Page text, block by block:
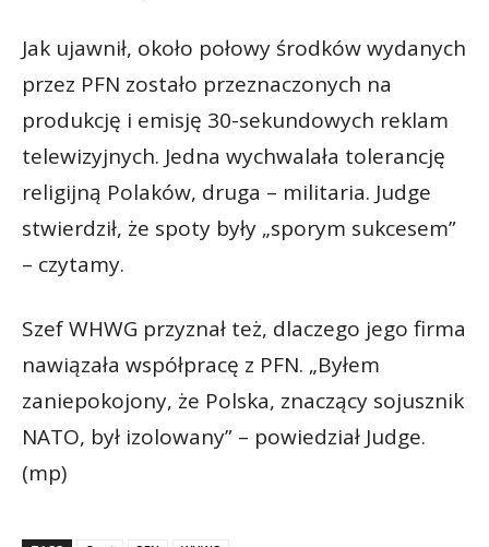
Jak ujawnił, około połowy środków wydanych
przez PFN zostało przeznaczonych na
produkcję i emisję 30-sekundowych reklam
telewizyjnych. Jedna wychwalała tolerancję
religijną Polaków, druga – militaria. Judge
stwierdził, że spoty były „sporym sukcesem”
– czytamy.
Szef WHWG przyznał też, dlaczego jego firma
nawiązała współpracę z PFN. „Byłem
zaniepokojony, że Polska, znaczący sojusznik
NATO, był izolowany” – powiedział Judge.
(mp)